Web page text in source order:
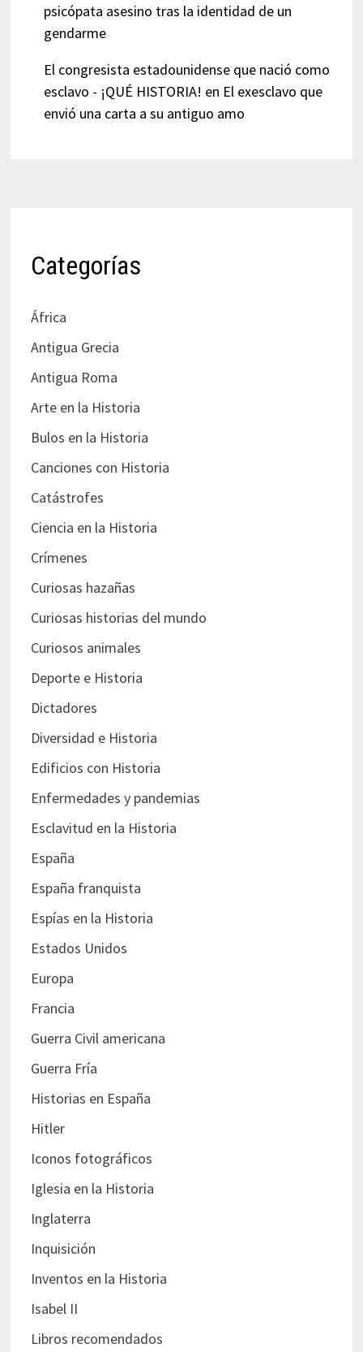
psicópata asesino tras la identidad de un
gendarme
El congresista estadounidense que nació como
esclavo - ¡QUÉ HISTORIA! en El exesclavo que
envió una carta a su antiguo amo
Categorías
África
Antigua Grecia
Antigua Roma
Arte en la Historia
Bulos en la Historia
Canciones con Historia
Catástrofes
Ciencia en la Historia
Crímenes
Curiosas hazañas
Curiosas historias del mundo
Curiosos animales
Deporte e Historia
Dictadores
Diversidad e Historia
Edificios con Historia
Enfermedades y pandemias
Esclavitud en la Historia
España
España franquista
Espías en la Historia
Estados Unidos
Europa
Francia
Guerra Civil americana
Guerra Fría
Historias en España
Hitler
Iconos fotográficos
Iglesia en la Historia
Inglaterra
Inquisición
Inventos en la Historia
Isabel II
Libros recomendados